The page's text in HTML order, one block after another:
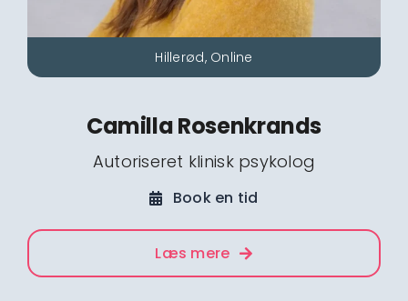
Hillerød, Online
Camilla Rosenkrands
Autoriseret klinisk psykolog
Book en tid
Læs mere